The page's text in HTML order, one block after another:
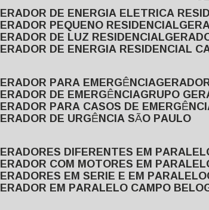
GERADOR DE ENERGIA ELETRICA
GERADOR PEQUENO RESIDENCIAL
GERADOR DE LUZ RESIDENCIAL
GERADOR DE ENERGIA RESIDENCIAL
GERADOR PARA EMERGÊNCIA
GERADOR DE EMERGÊNCIA GRUPO
GERADOR PARA CASOS DE
GERADOR DE URGÊNCIA SÃO PAULO
GERADORES DIFERENTES EM
GERADOR COM MOTORES EM
GERADORES EM SERIE E EM PARALELO
GERADOR EM PARALELO CAMPO BELO